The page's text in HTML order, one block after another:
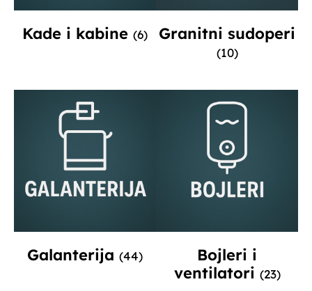
Kade i kabine (6) Granitni sudoperi
(10)
Galanterija (44)
Bojleri i
ventilatori (23)